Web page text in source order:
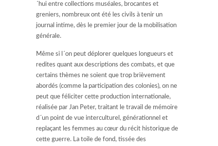
´hui entre collections muséales, brocantes et
greniers, nombreux ont été les civils à tenir un
journal intime, dès le premier jour de la mobilisation
générale.
Même si l´on peut déplorer quelques longueurs et
redites quant aux descriptions des combats, et que
certains thèmes ne soient que trop brièvement
abordés (comme la participation des colonies), on ne
peut que féliciter cette production internationale,
réalisée par Jan Peter, traitant le travail de mémoire
d´un point de vue interculturel, générationnel et
replaçant les femmes au cœur du récit historique de
cette guerre. La toile de fond, tissée des